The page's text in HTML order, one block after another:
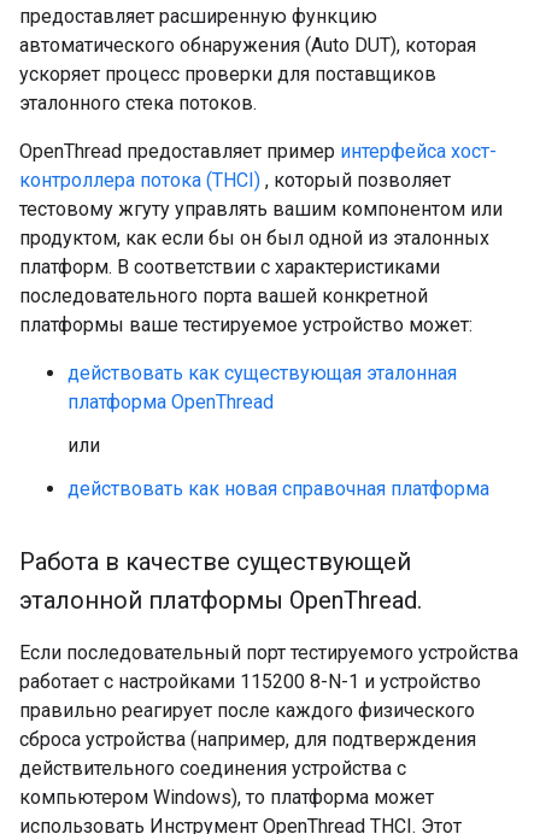
предоставляет расширенную функцию
автоматического обнаружения (Auto DUT), которая
ускоряет процесс проверки для поставщиков
эталонного стека потоков.
OpenThread предоставляет пример интерфейса хост-
контроллера потока (THCI) , который позволяет
тестовому жгуту управлять вашим компонентом или
продуктом, как если бы он был одной из эталонных
платформ. В соответствии с характеристиками
последовательного порта вашей конкретной
платформы ваше тестируемое устройство может:
действовать как существующая эталонная
платформа OpenThread
или
действовать как новая справочная платформа
Работа в качестве существующей
эталонной платформы OpenThread.
Если последовательный порт тестируемого устройства
работает с настройками 115200 8-N-1 и устройство
правильно реагирует после каждого физического
сброса устройства (например, для подтверждения
действительного соединения устройства с
компьютером Windows), то платформа может
использовать Инструмент OpenThread THCI. Этот